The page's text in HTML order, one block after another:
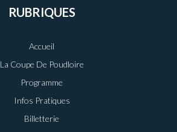
RUBRIQUES
Accueil
La Coupe De Poudloire
Programme
Infos Pratiques
Billetterie